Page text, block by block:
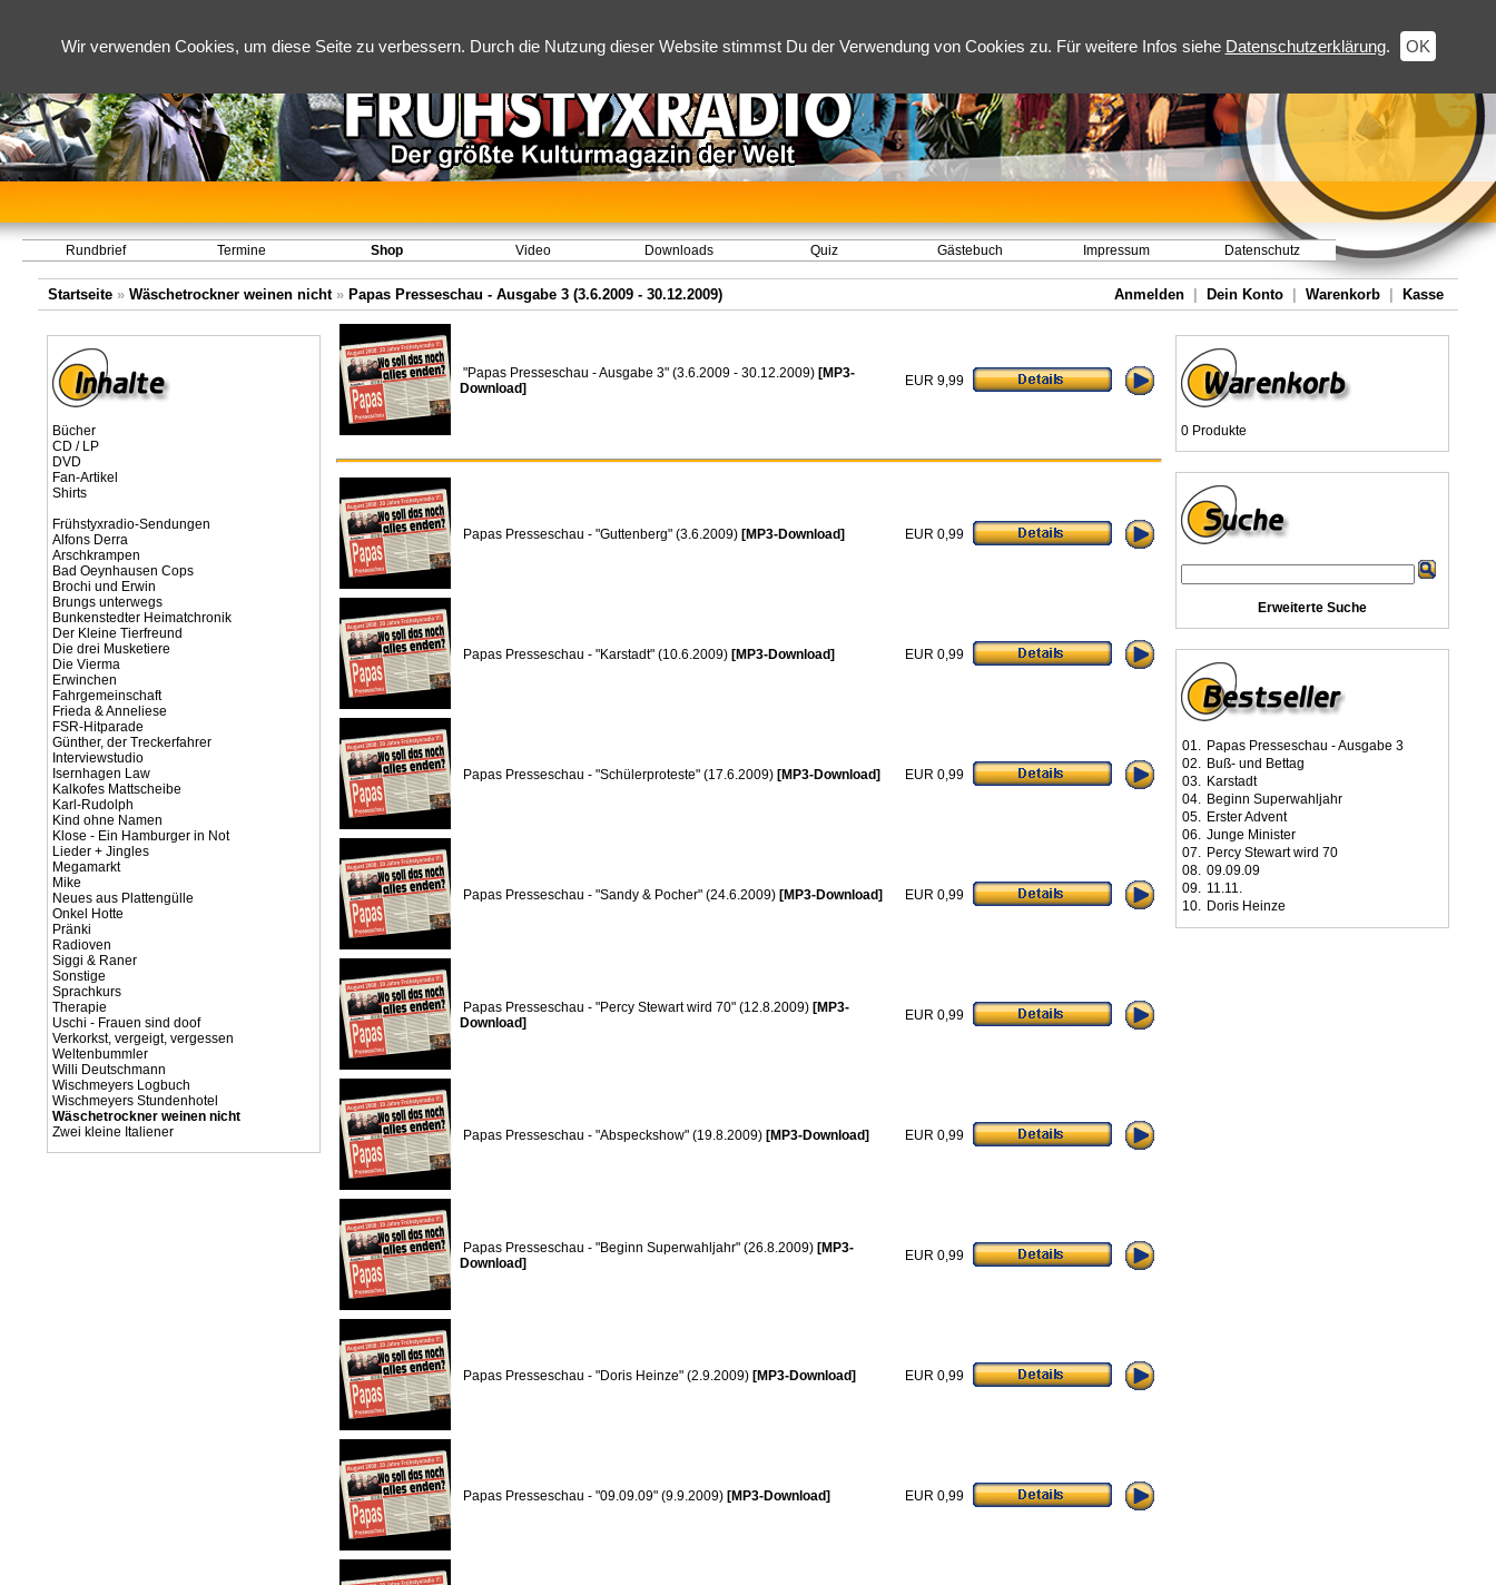
Wir verwenden Cookies, um diese Seite zu verbessern. Durch die Nutzung dieser Website stimmst Du der Verwendung von Cookies zu. Für weitere Infos siehe Datenschutzerklärung. OK
Rundbrief Termine Shop Video Downloads Quiz Gästebuch Impressum Datenschutz
Startseite » Wäschetrockner weinen nicht» Papas Presseschau - Ausgabe 3 (3.6.2009 - 30.12.2009) Anmelden Dein Konto Warenkorb Kasse
Bücher
CD / LP
DVD
Fan-Artikel
Shirts
Frühstyxradio-Sendungen
Alfons Derra
Arschkrampen
Bad Oeynhausen Cops
Brochi und Erwin
Brungs unterwegs
Bunkenstedter Heimatchronik
Der Kleine Tierfreund
Die drei Musketiere
Die Vierma
Erwinchen
Fahrgemeinschaft
Frieda & Anneliese
FSR-Hitparade
Günther, der Treckerfahrer
Interviewstudio
Isernhagen Law
Kalkofes Mattscheibe
Karl-Rudolph
Kind ohne Namen
Klose - Ein Hamburger in Not
Lieder + Jingles
Megamarkt
Mike
Neues aus Plattengülle
Onkel Hotte
Pränki
Radioven
Siggi & Raner
Sonstige
Sprachkurs
Therapie
Uschi - Frauen sind doof
Verkorkst, vergeigt, vergessen
Weltenbummler
Willi Deutschmann
Wischmeyers Logbuch
Wischmeyers Stundenhotel
Wäschetrockner weinen nicht
Zwei kleine Italiener
"Papas Presseschau - Ausgabe 3" (3.6.2009 - 30.12.2009) [MP3-
Download]
EUR 9,99
Papas Presseschau - "Guttenberg" (3.6.2009) [MP3-Download] EUR 0,99
Papas Presseschau - "Karstadt" (10.6.2009) [MP3-Download] EUR 0,99
Papas Presseschau - "Schülerproteste" (17.6.2009) [MP3-Download] EUR 0,99
Papas Presseschau - "Sandy & Pocher" (24.6.2009) [MP3-Download] EUR 0,99
Papas Presseschau - "Percy Stewart wird 70" (12.8.2009) [MP3-
Download]
EUR 0,99
Papas Presseschau - "Abspeckshow" (19.8.2009) [MP3-Download] EUR 0,99
Papas Presseschau - "Beginn Superwahljahr" (26.8.2009) [MP3-
Download]
EUR 0,99
Papas Presseschau - "Doris Heinze" (2.9.2009) [MP3-Download] EUR 0,99
Papas Presseschau - "09.09.09" (9.9.2009) [MP3-Download] EUR 0,99
0 Produkte
Erweiterte Suche
01. Papas Presseschau - Ausgabe 3
02. Buß- und Bettag
03. Karstadt
04. Beginn Superwahljahr
05. Erster Advent
06. Junge Minister
07. Percy Stewart wird 70
08. 09.09.09
09. 11.11.
10. Doris Heinze